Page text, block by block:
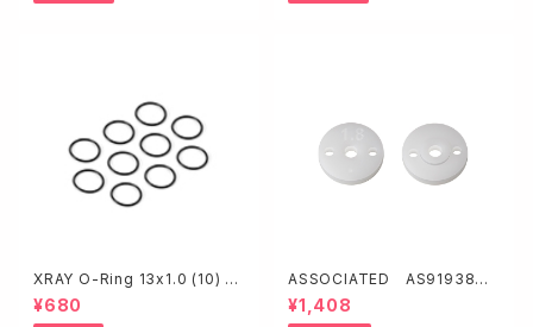
XRAY O-Ring 13x1.0 (10) 品
番970131
¥680
ASSOCIATED AS91938 F
T 13mmショックピストン【2.0
mm厚/2x1.8】
¥1,408